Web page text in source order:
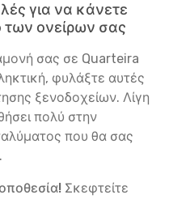
για να κάνετε
των ονείρων σας
σας σε Quarteira
φυλάξτε αυτές
ξενοδοχείων. Λίγη
πολύ στην
που θα σας
Σκεφτείτε